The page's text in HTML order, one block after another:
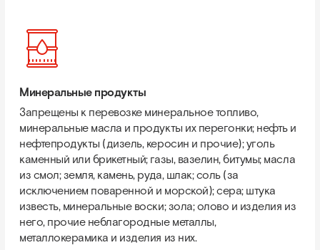
Минеральные продукты
Запрещены к перевозке минеральное топливо,
минеральные масла и продукты их перегонки; нефть и
нефтепродукты (дизель, керосин и прочие); уголь
каменный или брикетный; газы, вазелин, битумы; масла
из смол; земля, камень, руда, шлак; соль (за
исключением поваренной и морской); сера; штука
известь, минеральные воски; зола; олово и изделия из
него, прочие неблагородные металлы,
металлокерамика и изделия из них.